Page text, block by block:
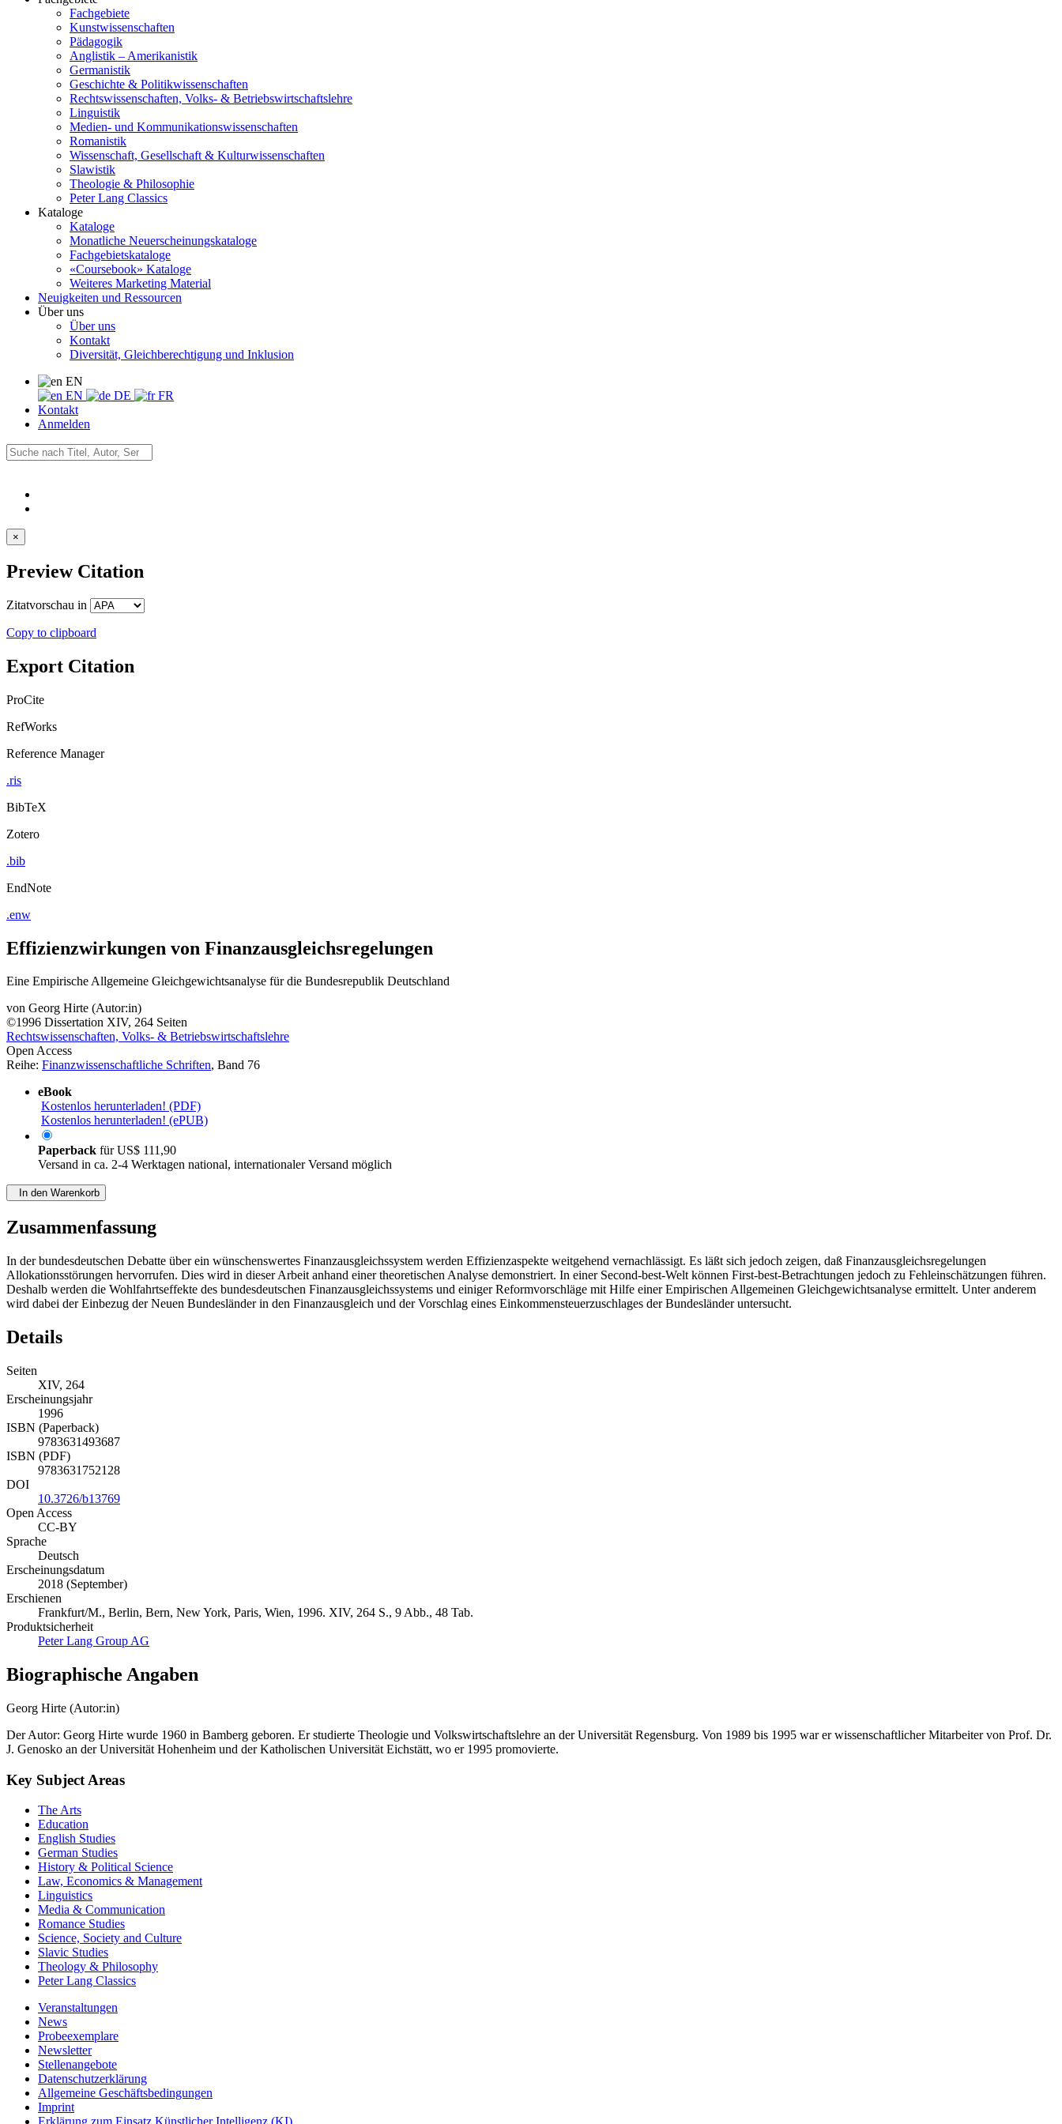
Fachgebiete
Kunstwissenschaften
Pädagogik
Anglistik – Amerikanistik
Germanistik
Geschichte & Politikwissenschaften
Rechtswissenschaften, Volks- & Betriebswirtschaftslehre
Linguistik
Medien- und Kommunikationswissenschaften
Romanistik
Wissenschaft, Gesellschaft & Kulturwissenschaften
Slawistik
Theologie & Philosophie
Peter Lang Classics
Kataloge
Kataloge
Monatliche Neuerscheinungskataloge
Fachgebietskataloge
«Coursebook» Kataloge
Weiteres Marketing Material
Neuigkeiten und Ressourcen
Über uns
Über uns
Kontakt
Diversität, Gleichberechtigung und Inklusion
EN
EN
DE
FR
Kontakt
Anmelden
×
Preview Citation
Zitatvorschau in
Copy to clipboard
Export Citation
ProCite
RefWorks
Reference Manager
.ris
BibTeX
Zotero
.bib
EndNote
.enw
Effizienzwirkungen von Finanzausgleichsregelungen
Eine Empirische Allgemeine Gleichgewichtsanalyse für die Bundesrepublik Deutschland
von Georg Hirte (Autor:in)
©1996 Dissertation XIV, 264 Seiten
Rechtswissenschaften, Volks- & Betriebswirtschaftslehre
Open Access
Reihe: Finanzwissenschaftliche Schriften, Band 76
eBook
Kostenlos herunterladen! (PDF)
Kostenlos herunterladen! (ePUB)
Paperback fürUS$ 111,90
Versand in ca. 2-4 Werktagen national, internationaler Versand möglich
In den Warenkorb
Zusammenfassung
In der bundesdeutschen Debatte über ein wünschenswertes Finanzausgleichssystem werden Effizienzaspekte weitgehend vernachlässigt. Es läßt sich jedoch zeigen, daß Finanzausgleichsregelungen
Allokationsstörungen hervorrufen. Dies wird in dieser Arbeit anhand einer theoretischen Analyse demonstriert. In einer Second-best-Welt können First-best-Betrachtungen jedoch zu Fehleinschätzungen führen.
Deshalb werden die Wohlfahrtseffekte des bundesdeutschen Finanzausgleichssystems und einiger Reformvorschläge mit Hilfe einer Empirischen Allgemeinen Gleichgewichtsanalyse ermittelt. Unter anderem
wird dabei der Einbezug der Neuen Bundesländer in den Finanzausgleich und der Vorschlag eines Einkommensteuerzuschlages der Bundesländer untersucht.
Details
Seiten
XIV, 264
Erscheinungsjahr
1996
ISBN (Paperback)
9783631493687
ISBN (PDF)
9783631752128
DOI
10.3726/b13769
Open Access
CC-BY
Sprache
Deutsch
Erscheinungsdatum
2018 (September)
Erschienen
Frankfurt/M., Berlin, Bern, New York, Paris, Wien, 1996. XIV, 264 S., 9 Abb., 48 Tab.
Produktsicherheit
Peter Lang Group AG
Biographische Angaben
Georg Hirte (Autor:in)
Der Autor: Georg Hirte wurde 1960 in Bamberg geboren. Er studierte Theologie und Volkswirtschaftslehre an der Universität Regensburg. Von 1989 bis 1995 war er wissenschaftlicher Mitarbeiter von Prof. Dr.
J. Genosko an der Universität Hohenheim und der Katholischen Universität Eichstätt, wo er 1995 promovierte.
Key Subject Areas
The Arts
Education
English Studies
German Studies
History & Political Science
Law, Economics & Management
Linguistics
Media & Communication
Romance Studies
Science, Society and Culture
Slavic Studies
Theology & Philosophy
Peter Lang Classics
Veranstaltungen
News
Probeexemplare
Newsletter
Stellenangebote
Datenschutzerklärung
Allgemeine Geschäftsbedingungen
Imprint